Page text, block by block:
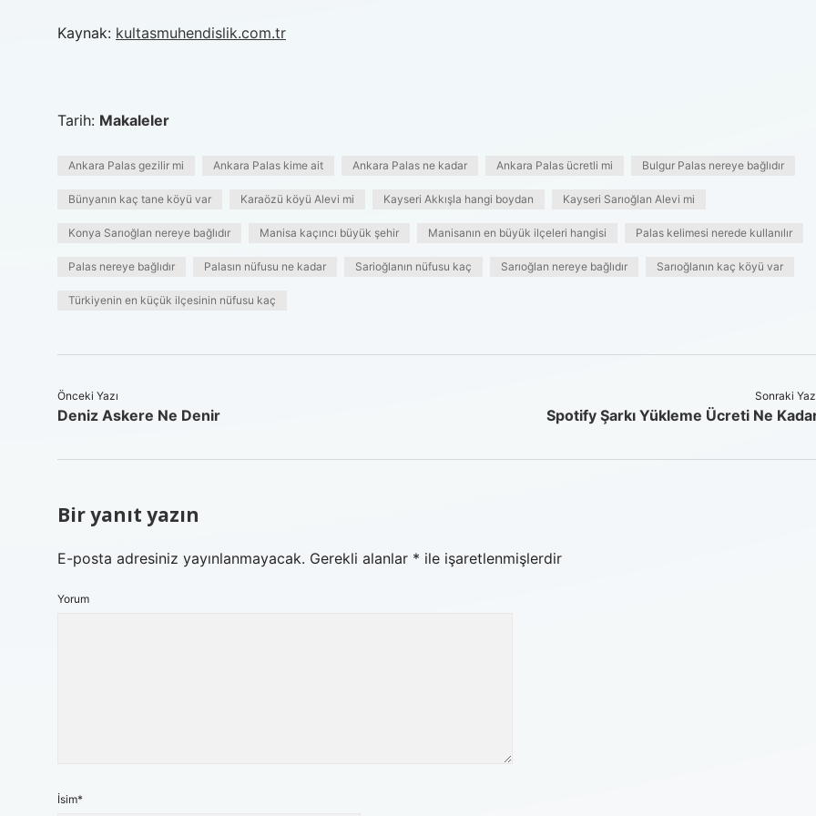
Kaynak: kultasmuhendislik.com.tr
Tarih: Makaleler
Ankara Palas gezilir mi Ankara Palas kime ait Ankara Palas ne kadar Ankara Palas ücretli mi Bulgur Palas nereye bağlıdır
Bünyanın kaç tane köyü var Karaözü köyü Alevi mi Kayseri Akkışla hangi boydan Kayseri Sarıoğlan Alevi mi
Konya Sarıoğlan nereye bağlıdır Manisa kaçıncı büyük şehir Manisanın en büyük ilçeleri hangisi Palas kelimesi nerede kullanılır
Palas nereye bağlıdır Palasın nüfusu ne kadar Sarioğlanın nüfusu kaç Sarıoğlan nereye bağlıdır Sarıoğlanın kaç köyü var
Türkiyenin en küçük ilçesinin nüfusu kaç
Önceki Yazı
Deniz Askere Ne Denir
Sonraki
Spotify Şarkı Yükleme Ücreti Ne
Bir yanıt yazın
E-posta adresiniz yayınlanmayacak. Gerekli alanlar * ile işaretlenmişlerdir
Yorum
İsim*